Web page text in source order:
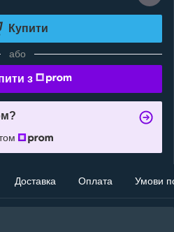
Купити
або
з
Доставка Оплата Умови